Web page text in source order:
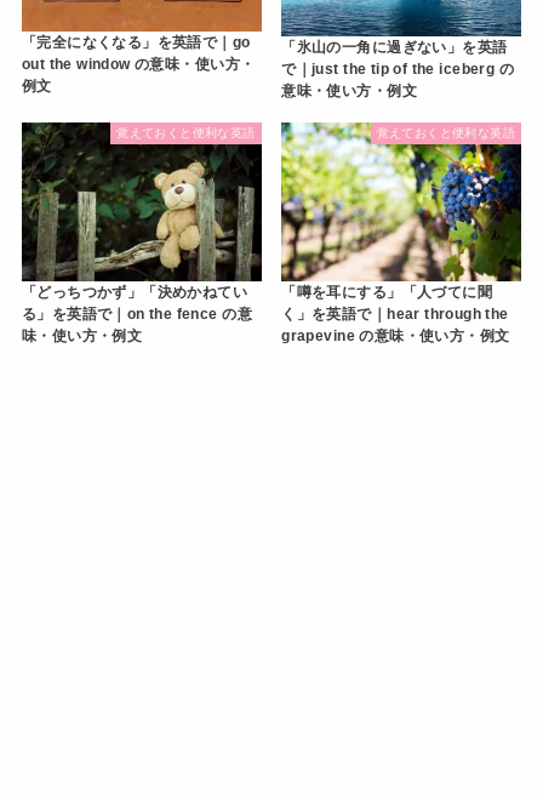
「完全になくなる」を英語で｜go
out the window の意味・使い方・
例文
「氷山の一角に過ぎない」を英語
で｜just the tip of the iceberg の
意味・使い方・例文
覚えておくと便利な英語
「どっちつかず」「決めかねてい
る」を英語で｜on the fence の意
味・使い方・例文
覚えておくと便利な英語
「噂を耳にする」「人づてに聞
く」を英語で｜hear through the
grapevine の意味・使い方・例文